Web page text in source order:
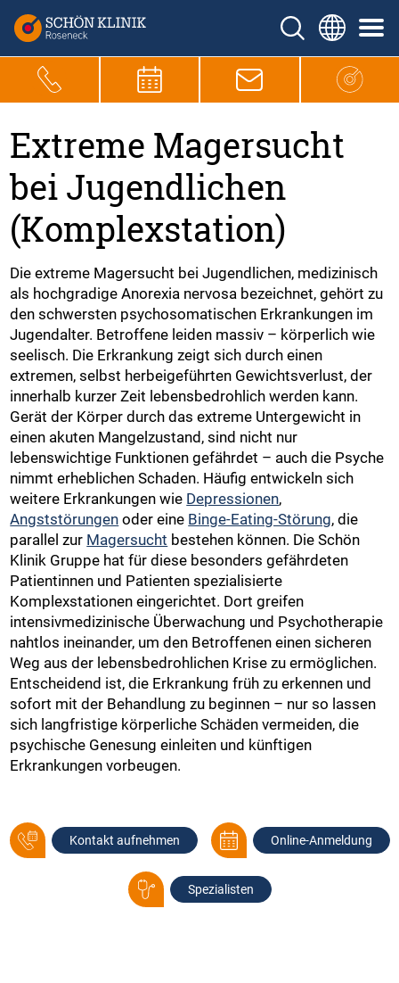
Extreme Magersucht
bei Jugendlichen
(Komplexstation)
Die extreme Magersucht bei Jugendlichen, medizinisch
als hochgradige Anorexia nervosa bezeichnet, gehört zu
den schwersten psychosomatischen Erkrankungen im
Jugendalter. Betroffene leiden massiv – körperlich wie
seelisch. Die Erkrankung zeigt sich durch einen
extremen, selbst herbeigeführten Gewichtsverlust, der
innerhalb kurzer Zeit lebensbedrohlich werden kann.
Gerät der Körper durch das extreme Untergewicht in
einen akuten Mangelzustand, sind nicht nur
lebenswichtige Funktionen gefährdet – auch die Psyche
nimmt erheblichen Schaden. Häufig entwickeln sich
weitere Erkrankungen wie Depressionen,
Angststörungen oder eine Binge-Eating-Störung, die
parallel zur Magersucht bestehen können. Die Schön
Klinik Gruppe hat für diese besonders gefährdeten
Patientinnen und Patienten spezialisierte
Komplexstationen eingerichtet. Dort greifen
intensivmedizinische Überwachung und Psychotherapie
nahtlos ineinander, um den Betroffenen einen sicheren
Weg aus der lebensbedrohlichen Krise zu ermöglichen.
Entscheidend ist, die Erkrankung früh zu erkennen und
sofort mit der Behandlung zu beginnen – nur so lassen
sich langfristige körperliche Schäden vermeiden, die
psychische Genesung einleiten und künftigen
Erkrankungen vorbeugen.
Kontakt aufnehmen Online-Anmeldung
Spezialisten